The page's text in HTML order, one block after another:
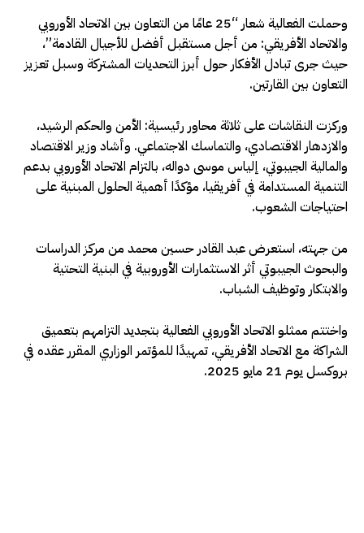
وحملت الفعالية شعار “25 عامًا من التعاون بين الاتحاد الأوروبي
والاتحاد الأفريقي: من أجل مستقبل أفضل للأجيال القادمة”،
حيث جرى تبادل الأفكار حول أبرز التحديات المشتركة وسبل تعزيز
التعاون بين القارتين.
وركزت النقاشات على ثلاثة محاور رئيسية: الأمن والحكم الرشيد،
والازدهار الاقتصادي، والتماسك الاجتماعي. وأشاد وزير الاقتصاد
والمالية الجيبوتي، إلياس موسى دواله، بالتزام الاتحاد الأوروبي بدعم
التنمية المستدامة في أفريقيا، مؤكدًا أهمية الحلول المبنية على
احتياجات الشعوب.
من جهته، استعرض عبد القادر حسين محمد من مركز الدراسات
والبحوث الجيبوتي أثر الاستثمارات الأوروبية في البنية التحتية
والابتكار وتوظيف الشباب.
واختتم ممثلو الاتحاد الأوروبي الفعالية بتجديد التزامهم بتعميق
الشراكة مع الاتحاد الأفريقي، تمهيدًا للمؤتمر الوزاري المقرر عقده في
بروكسل يوم 21 مايو 2025.